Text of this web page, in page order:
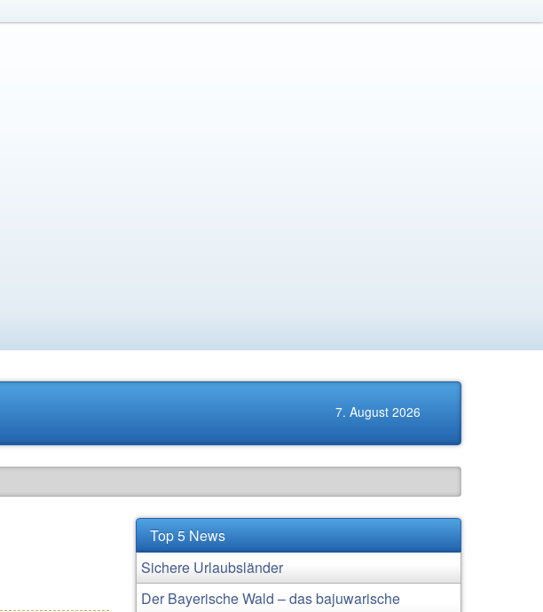
7. August 2026
Top 5 News
Sichere Urlaubsländer
Der Bayerische Wald – das bajuwarische